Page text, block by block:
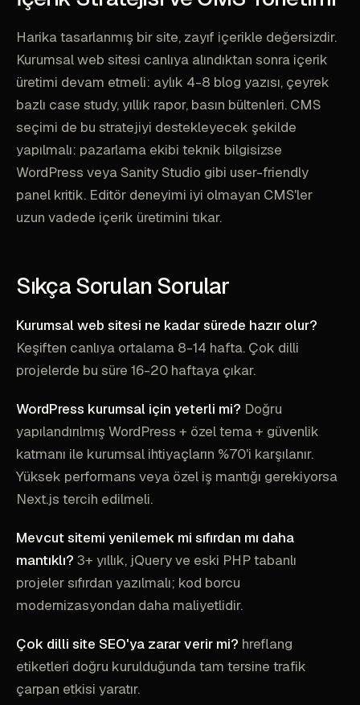
Harika tasarlanmış bir site, zayıf içerikle değersizdir.
Kurumsal web sitesi canlıya alındıktan sonra içerik
üretimi devam etmeli: aylık 4-8 blog yazısı, çeyrek
bazlı case study, yıllık rapor, basın bültenleri. CMS
seçimi de bu stratejiyi destekleyecek şekilde
yapılmalı: pazarlama ekibi teknik bilgisizse
WordPress veya Sanity Studio gibi user-friendly
panel kritik. Editör deneyimi iyi olmayan CMS'ler
uzun vadede içerik üretimini tıkar.
Sıkça Sorulan Sorular
Kurumsal web sitesi ne kadar sürede hazır olur?
Keşiften canlıya ortalama 8-14 hafta. Çok dilli
projelerde bu süre 16-20 haftaya çıkar.
WordPress kurumsal için yeterli mi? Doğru
yapılandırılmış WordPress + özel tema + güvenlik
katmanı ile kurumsal ihtiyaçların %70'i karşılanır.
Yüksek performans veya özel iş mantığı gerekiyorsa
Next.js tercih edilmeli.
Mevcut sitemi yenilemek mi sıfırdan mı daha
mantıklı? 3+ yıllık, jQuery ve eski PHP tabanlı
projeler sıfırdan yazılmalı; kod borcu
modernizasyondan daha maliyetlidir.
Çok dilli site SEO'ya zarar verir mi? hreflang
etiketleri doğru kurulduğunda tam tersine trafik
çarpan etkisi yaratır.